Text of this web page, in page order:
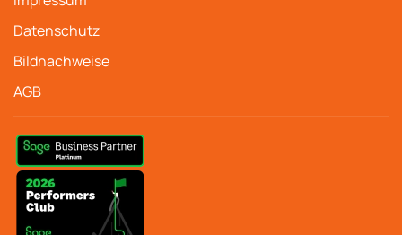
Datenschutz
Bildnachweise
AGB